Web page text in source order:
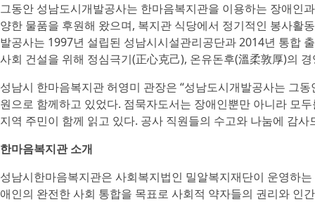
그동안 성남도시개발공사는 한마음복지관을 이용하는 장애인
양한 물품을 후원해 왔으며, 복지관 식당에서 정기적인 봉사활
발공사는 1997년 설립된 성남시시설관리공단과 2014년 통합
사회 건설을 위해 정심극기(正心克己), 온유돈후(溫柔敦厚)의
성남시 한마음복지관 허영미 관장은 “성남도시개발공사는 그
원으로 함께하고 있었다. 점묵자도서는 장애인뿐만 아니라 모
지역 주민이 함께 읽고 있다. 공사 직원들의 수고와 나눔에 감사
한마음복지관 소개
성남시한마음복지관은 사회복지법인 밀알복지재단이 운영하
애인의 완전한 사회 통합을 목표로 사회적 약자들의 권리와 인